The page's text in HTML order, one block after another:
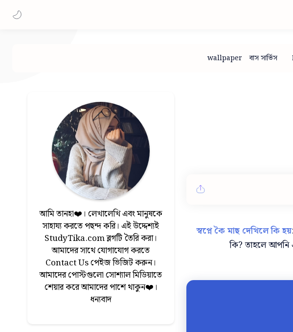
স্বপ্নে কৈ মাছ দেখিলে কি হয়
কি? তাহলে
আমি তানহা❤️। লেখালেখি এবং মানুষকে
সাহায্য করতে পছন্দ করি। এই উদ্দেশ্যই
StudyTika.com ব্লগটি তৈরি করা।
আমাদের সাথে যোগাযোগ করতে
Contact Us পেইজ ভিজিট করুন।
আমাদের পোস্টগুলো সোশ্যাল মিডিয়াতে
শেয়ার করে আমাদের পাশে থাকুন❤️।
ধন্যবাদ